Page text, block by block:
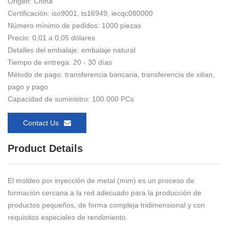
Certificación: iso9001, ts16949, iecqc080000
Número mínimo de pedidos: 1000 piezas
Precio: 0,01 a 0,05 dólares
Detalles del embalaje: embalaje natural
Tiempo de entrega: 20 - 30 días
Método de pago: transferencia bancaria, transferencia de xilian,
pago y pago
Capacidad de suministro: 100.000 PCs
Contact Us
Product Details
El moldeo por inyección de metal (mim) es un proceso de
formación cercana a la red adecuado para la producción de
productos pequeños, de forma compleja tridimensional y con
requisitos especiales de rendimiento.